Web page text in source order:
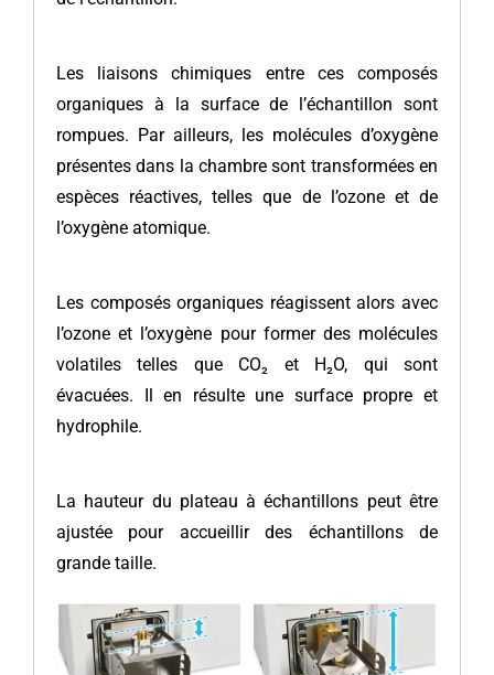
Les liaisons chimiques entre ces composés
organiques à la surface de l’échantillon sont
rompues. Par ailleurs, les molécules d’oxygène
présentes dans la chambre sont transformées en
espèces réactives, telles que de l’ozone et de
l’oxygène atomique.
Les composés organiques réagissent alors avec
l’ozone et l’oxygène pour former des molécules
volatiles telles que CO₂ et H₂O, qui sont
évacuées. Il en résulte une surface propre et
hydrophile.
La hauteur du plateau à échantillons peut être
ajustée pour accueillir des échantillons de
grande taille.